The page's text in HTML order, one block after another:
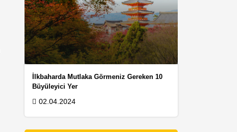
İlkbaharda Mutlaka Görmeniz Gereken 10
Büyüleyici Yer
02.04.2024